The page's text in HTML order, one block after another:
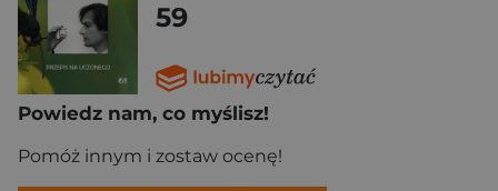
59
Powiedz nam, co myślisz!
Pomóż innym i zostaw ocenę!